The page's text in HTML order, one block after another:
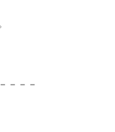
－－－